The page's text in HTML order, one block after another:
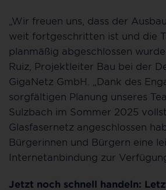
„Wir freuen uns, dass der
weit fortgeschritten ist und die
planmäßig abgeschlossen
Ruiz, Projektleiter Bau bei der
GigaNetz GmbH. „Dank des
sorgfältigen Planung unseres
Sulzbach im Sommer 2025
Glasfasernetz angeschlossen
Bürgerinnen und Bürgern eine
Internetanbindung zur
Jetzt noch schnell handeln: